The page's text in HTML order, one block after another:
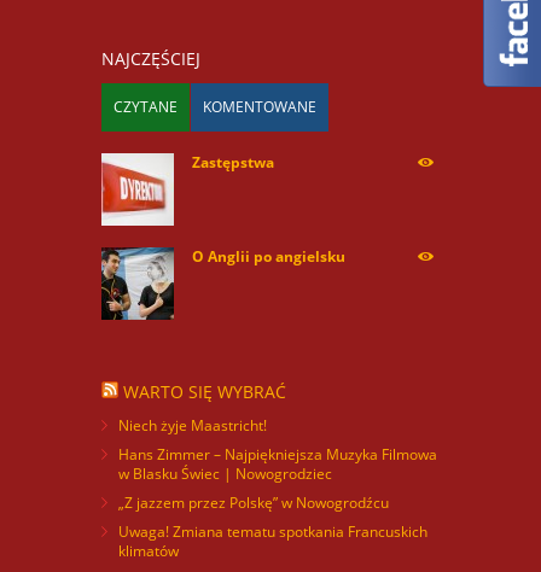
NAJCZĘŚCIEJ
CZYTANE KOMENTOWANE
Zastępstwa
O Anglii po angielsku
WARTO SIĘ WYBRAĆ
Niech żyje Maastricht!
Hans Zimmer – Najpiękniejsza Muzyka Filmowa
w Blasku Świec | Nowogrodziec
„Z jazzem przez Polskę” w Nowogrodźcu
Uwaga! Zmiana tematu spotkania Francuskich
klimatów